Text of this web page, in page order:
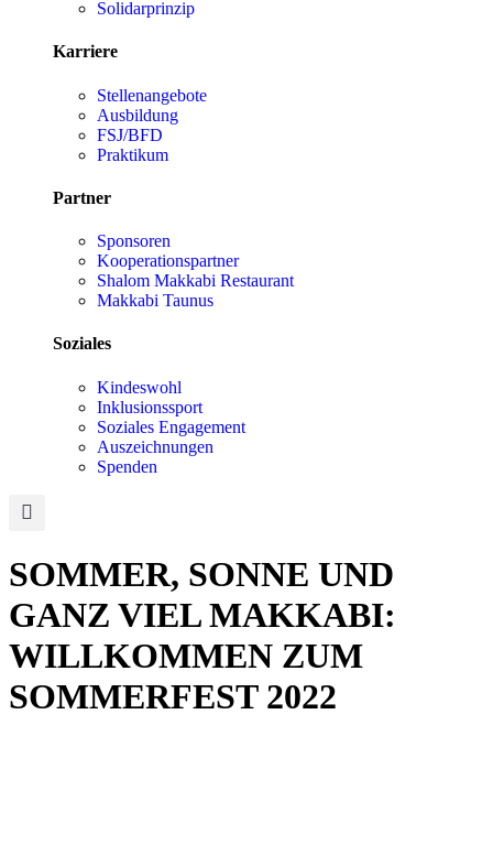
Solidarprinzip
Karriere
Stellenangebote
Ausbildung
FSJ/BFD
Praktikum
Partner
Sponsoren
Kooperationspartner
Shalom Makkabi Restaurant
Makkabi Taunus
Soziales
Kindeswohl
Inklusionssport
Soziales Engagement
Auszeichnungen
Spenden
SOMMER, SONNE UND
GANZ VIEL MAKKABI:
WILLKOMMEN ZUM
SOMMERFEST 2022